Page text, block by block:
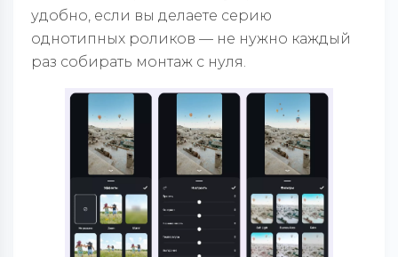
удобно, если вы делаете серию
однотипных роликов — не нужно каждый
раз собирать монтаж с нуля.